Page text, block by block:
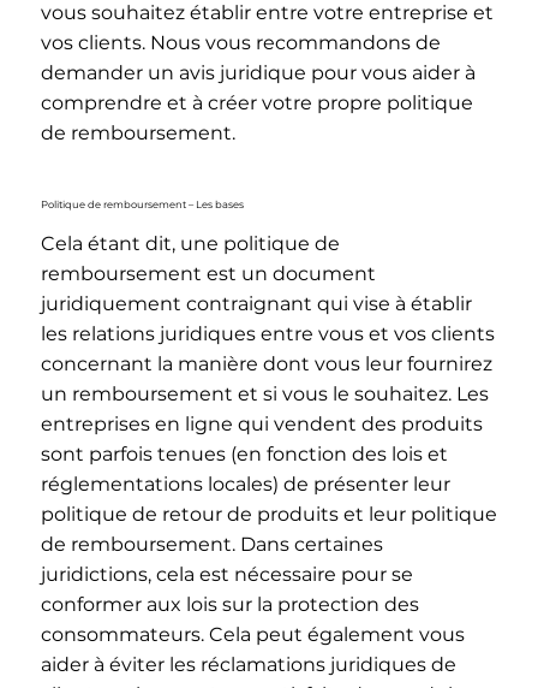
vous souhaitez établir entre votre entreprise et
vos clients. Nous vous recommandons de
demander un avis juridique pour vous aider à
comprendre et à créer votre propre politique
de remboursement.
Politique de remboursement – Les bases
Cela étant dit, une politique de
remboursement est un document
juridiquement contraignant qui vise à établir
les relations juridiques entre vous et vos clients
concernant la manière dont vous leur fournirez
un remboursement et si vous le souhaitez. Les
entreprises en ligne qui vendent des produits
sont parfois tenues (en fonction des lois et
réglementations locales) de présenter leur
politique de retour de produits et leur politique
de remboursement. Dans certaines
juridictions, cela est nécessaire pour se
conformer aux lois sur la protection des
consommateurs. Cela peut également vous
aider à éviter les réclamations juridiques de